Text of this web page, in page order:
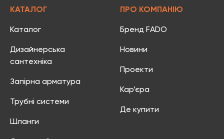
КАТАЛОГ
Каталог
Дизайнерська
сантехніка
Запірна арматура
Трубні системи
Шланги
ПРО КОМПАНІЮ
Бренд FADO
Новини
Проекти
Кар’єра
Де купити